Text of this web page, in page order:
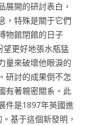
展開的研討表白，
，特殊是關于它們
物館閉館的日子
望更好地張水瓶猛
量來破壞他眼淚的
研討的成果倒不怎
有著親密關系。此
件是1897年英國進
基于這個新發明，